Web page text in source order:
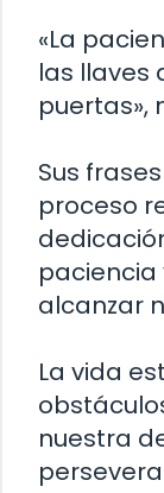
«La
las llaves
puertas»,
Sus
proceso
alcanzar
La vida
nuestra